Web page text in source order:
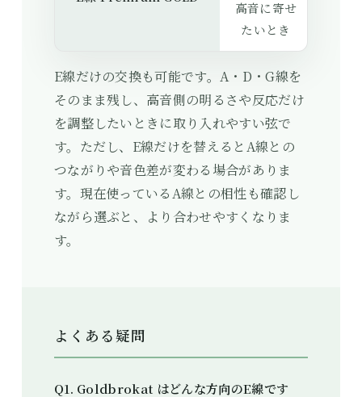
高音に寄せ
たいとき
E線だけの交換も可能です。A・D・G線を
そのまま残し、高音側の明るさや反応だけ
を調整したいときに取り入れやすい弦で
す。ただし、E線だけを替えるとA線との
つながりや音色差が変わる場合がありま
す。現在使っているA線との相性も確認し
ながら選ぶと、より合わせやすくなりま
す。
よくある疑問
Q1. Goldbrokat はどんな方向のE線です